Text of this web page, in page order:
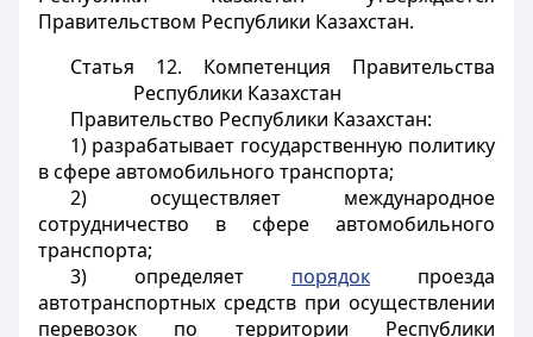
Правительством Республики Казахстан.
Статья 12. Компетенция Правительства
Республики Казахстан
Правительство Республики Казахстан:
1) разрабатывает государственную политику
в сфере автомобильного транспорта;
2) осуществляет международное
сотрудничество в сфере автомобильного
транспорта;
3) определяет порядокпроезда
автотранспортных средств при осуществлении
перевозок по территории Республики